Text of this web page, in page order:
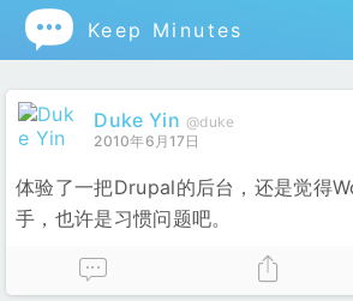
 Keep Minutes
Duke Yin @duke
2010年6月17日
体验了一把Drupal的后台，还是觉得
手，也许是习惯问题吧。